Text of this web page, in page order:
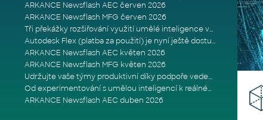
ARKANCE Newsflash AEC červen 2026
ARKANCE Newsflash MFG červen 2026
Tři překážky rozšiřování využití umělé inteligence ve stavebním prům
Autodesk Flex (platba za použití) je nyní ještě dostupnější
ARKANCE Newsflash AEC květen 2026
ARKANCE Newsflash MFG květen 2026
Udržujte vaše týmy produktivní díky podpoře vedené odborníky
Od experimentování s umělou inteligencí k reálnému dopadu na podniká
ARKANCE Newsflash AEC duben 2026